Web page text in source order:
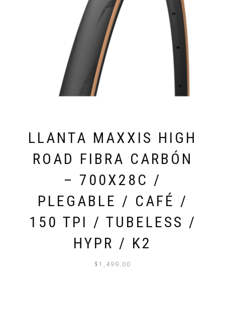
LLANTA MAXXIS HIGH
ROAD FIBRA CARBÓN
– 700X28C /
PLEGABLE / CAFÉ /
150 TPI / TUBELESS /
HYPR / K2
$ 1,499.00